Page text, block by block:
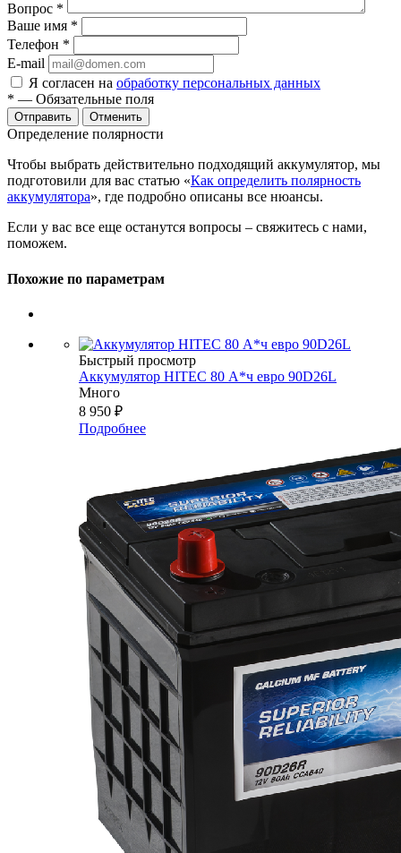
Вопрос *
Ваше имя *
Телефон *
E-mail
Я согласен на обработку персональных данных
* — Обязательные поля
Отменить
Определение полярности
Чтобы выбрать действительно подходящий аккумулятор, мы
подготовили для вас статью «Как определить полярность
аккумулятора», где подробно описаны все нюансы.
Если у вас все еще останутся вопросы – свяжитесь с нами,
поможем.
Похожие по параметрам
Быстрый просмотр
Аккумулятор HITEC 80 А*ч евро 90D26L
Много
8 950 ₽
Подробнее